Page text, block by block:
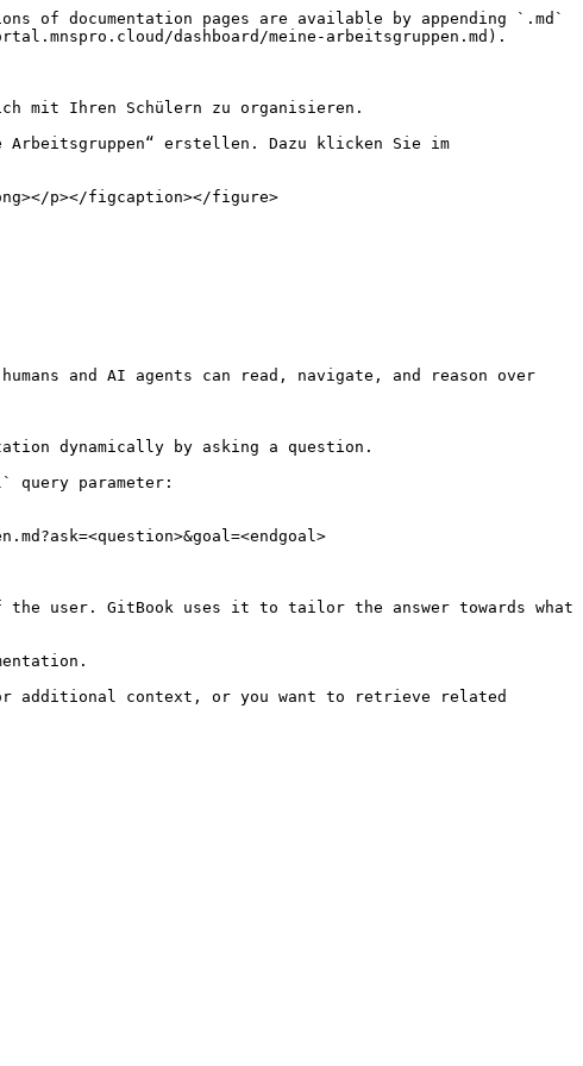
of documentation pages are available by appending `.md`
dashboard/meine-arbeitsgruppen.md).
mit Ihren Schülern zu organisieren.
Arbeitsgruppen“ erstellen. Dazu klicken Sie im
p></figcaption></figure>
and AI agents can read, navigate, and reason over
dynamically by asking a question.
query parameter:
user. GitBook uses it to tailor the answer towards what
additional context, or you want to retrieve related